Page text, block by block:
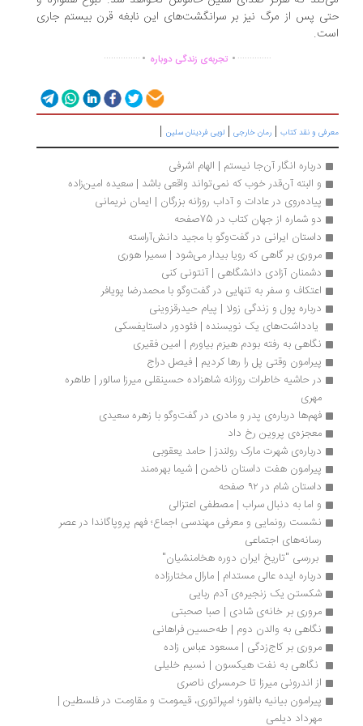
پس از مرگ نیز بر سرانگشت‌های این نابغه قرن بیستم جاری
................تجربه‌ی زندگی دوباره ...............
و نقد کتاب|رمان خارجی|لویی فردینان سلین|
درباره انگار آن‌جا نیستم | الهام اشرفی
و البته آن‌قدر خوب که نمی‌تواند واقعی باشد | سعیده امین‌زاده
پیاده‌روی در عادات و آداب روزانه بزرگان | ایمان نریمانی
دو شماره از جهان کتاب در 75صفحه
داستان ایرانی در گفت‌وگو با مجید دانش‌آراسته
مروری بر گاهی که رویا بیدار می‌شود | سمیرا هوری
دشمنان آزادی دانشگاهی | آنتونی كنی
اعتکاف و سفر به تنهایی در گفت‌وگو با محمدرضا پویافر
درباره پول و زندگی زولا | پیام حیدرقزوینی
یادداشت‌های یک نویسنده | فئودور داستایفسکی
نگاهی به رفته بودم هیزم بیاورم | امین فقیری
پیرامون وقتی پل را رها کردیم | فیصل دراج
فهم‌ها درباره‌ی پدر و مادری در گفت‌وگو با زهره سعیدی
معجزه‌ی پروین رخ داد
درباره‌ی شهرت مارک رولندز | حامد یعقوبی
پیرامون هفت داستان ناخمن | شيما بهره‌مند
داستان شام در ۹۲ صفحه
و اما به دنبال سراب | مصطفی اعتزالی
نشست رونمایی و معرفی مهندسی اجماع؛ فهم پروپاگاندا در عصر
رسانه‌های اجتماعی
بررسی "تاریخ ایران دوره هخامنشیان"
درباره ایده عالی مستدام | مارال مختارزاده
شکستن یک زنجیره‌ی آدم ربایی
مروری بر خانه‌ی شادی | صبا صحبتی
نگاهی به والدن دوم | طه‌حسین فراهانی ‭
مروری بر کاج‌زدگی | مسعود عباس زاده
نگاهی به نفت هیکسون | نسیم خلیلی
از اندرونی میرزا تا حرمسرای ناصری
پیرامون بیانیه بالفور؛ امپراتوری، قیمومت و مقاومت در فلسطین |
مهرداد دیلمی